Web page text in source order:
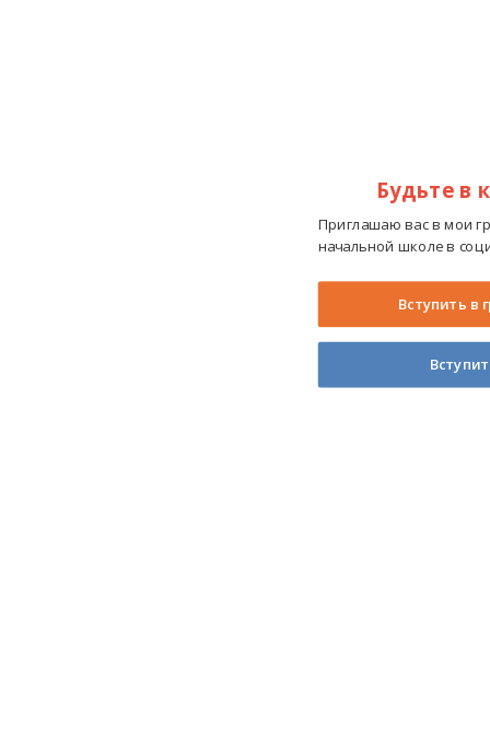
Будьте в
Приглашаю вас в мои
начальной школе в
Вступить в